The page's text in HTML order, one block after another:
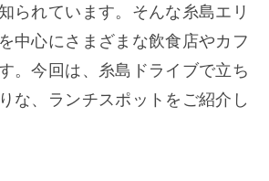
られています。そんな糸島エリ
中心にさまざまな飲食店やカフ
。今回は、糸島ドライブで立ち
な、ランチスポットをご紹介し